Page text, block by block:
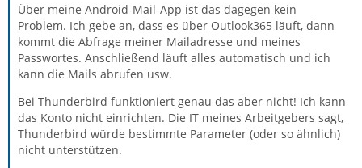
Über meine Android-Mail-App ist das dagegen kein
Problem. Ich gebe an, dass es über Outlook365 läuft, dann
kommt die Abfrage meiner Mailadresse und meines
Passwortes. Anschließend läuft alles automatisch und ich
kann die Mails abrufen usw.
Bei Thunderbird funktioniert genau das aber nicht! Ich kann
das Konto nicht einrichten. Die IT meines Arbeitgebers sagt,
Thunderbird würde bestimmte Parameter (oder so ähnlich)
nicht unterstützen.